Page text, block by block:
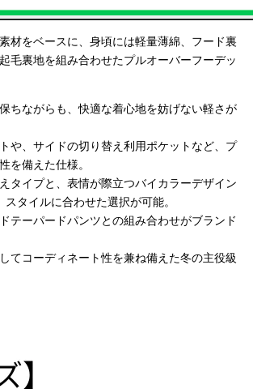
材をベースに、身頃には軽量薄綿、フード裏
毛裏地を組み合わせたプルオーバーフーデッ
ちながらも、快適な着心地を妨げない軽さが
や、サイドの切り替え利用ポケットなど、プ
を備えた仕様。
タイプと、表情が際立つバイカラーデザイン
タイルに合わせた選択が可能。
テーパードパンツとの組み合わせがブランド
てコーディネート性を兼ね備えた冬の主役級